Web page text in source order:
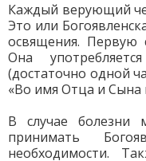
Каждый верующий
Это или
освящения. Первую
Она
(достаточно одной
«Во имя Отца и Сына
В случае болезни
принимать
необходимости.